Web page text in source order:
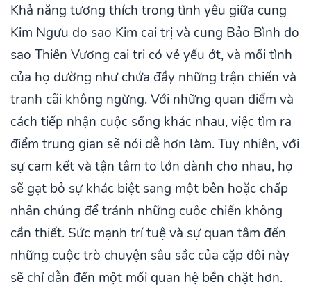
Khả năng tương thích trong tình yêu giữa cung
Kim Ngưu do sao Kim cai trị và cung Bảo Bình do
sao Thiên Vương cai trị có vẻ yếu ớt, và mối tình
của họ dường như chứa đầy những trận chiến và
tranh cãi không ngừng. Với những quan điểm và
cách tiếp nhận cuộc sống khác nhau, việc tìm ra
điểm trung gian sẽ nói dễ hơn làm. Tuy nhiên, với
sự cam kết và tận tâm to lớn dành cho nhau, họ
sẽ gạt bỏ sự khác biệt sang một bên hoặc chấp
nhận chúng để tránh những cuộc chiến không
cần thiết. Sức mạnh trí tuệ và sự quan tâm đến
những cuộc trò chuyện sâu sắc của cặp đôi này
sẽ chỉ dẫn đến một mối quan hệ bền chặt hơn.